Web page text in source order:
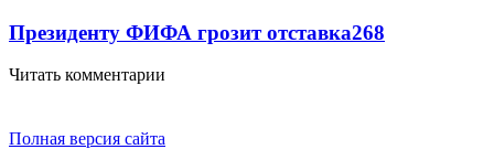
Президенту ФИФА грозит отставка268
Читать комментарии
Полная версия сайта